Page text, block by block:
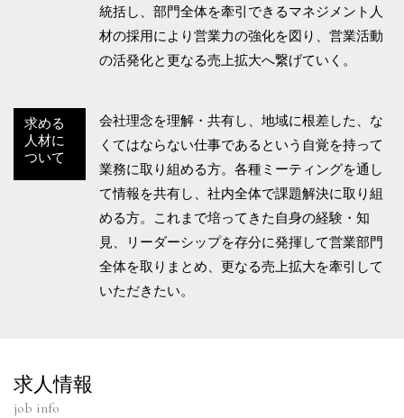
統括し、部門全体を牽引できるマネジメント人
材の採用により営業力の強化を図り、営業活動
の活発化と更なる売上拡大へ繋げていく。
求める
人材に
ついて
会社理念を理解・共有し、地域に根差した、な
くてはならない仕事であるという自覚を持って
業務に取り組める方。各種ミーティングを通し
て情報を共有し、社内全体で課題解決に取り組
める方。これまで培ってきた自身の経験・知
見、リーダーシップを存分に発揮して営業部門
全体を取りまとめ、更なる売上拡大を牽引して
いただきたい。
求人情報
job info